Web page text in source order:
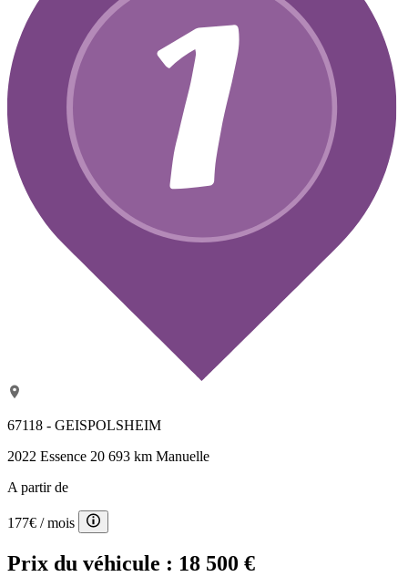
67118 - GEISPOLSHEIM
2022 Essence 20 693 km Manuelle
A partir de
177€ / mois
Prix du véhicule : 18 500 €